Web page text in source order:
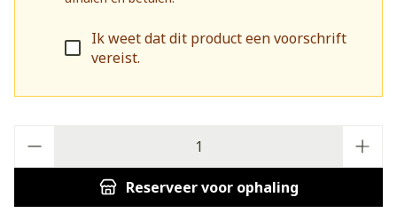
Ik weet dat dit product een voorschrift
vereist.
Reserveervoor ophaling